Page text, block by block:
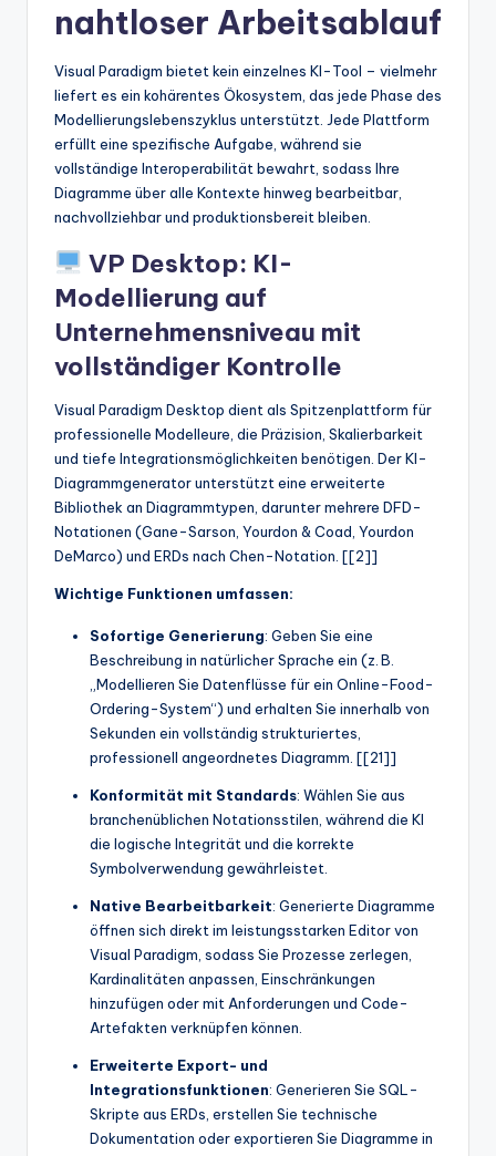
nahtloser Arbeitsablauf
Visual Paradigm bietet kein einzelnes KI-Tool – vielmehr
liefert es ein kohärentes Ökosystem, das jede Phase des
Modellierungslebenszyklus unterstützt. Jede Plattform
erfüllt eine spezifische Aufgabe, während sie
vollständige Interoperabilität bewahrt, sodass Ihre
Diagramme über alle Kontexte hinweg bearbeitbar,
nachvollziehbar und produktionsbereit bleiben.
VP Desktop: KI-
Modellierung auf
Unternehmensniveau mit
vollständiger Kontrolle
Visual Paradigm Desktop dient als Spitzenplattform für
professionelle Modelleure, die Präzision, Skalierbarkeit
und tiefe Integrationsmöglichkeiten benötigen. Der KI-
Diagrammgenerator unterstützt eine erweiterte
Bibliothek an Diagrammtypen, darunter mehrere DFD-
Notationen (Gane-Sarson, Yourdon & Coad, Yourdon
DeMarco) und ERDs nach Chen-Notation. [[2]]
Wichtige Funktionen umfassen:
Sofortige Generierung: Geben Sie eine
Beschreibung in natürlicher Sprache ein (z. B.
„Modellieren Sie Datenflüsse für ein Online-Food-
Ordering-System“) und erhalten Sie innerhalb von
Sekunden ein vollständig strukturiertes,
professionell angeordnetes Diagramm. [[21]]
Konformität mit Standards: Wählen Sie aus
branchenüblichen Notationsstilen, während die KI
die logische Integrität und die korrekte
Symbolverwendung gewährleistet.
Native Bearbeitbarkeit: Generierte Diagramme
öffnen sich direkt im leistungsstarken Editor von
Visual Paradigm, sodass Sie Prozesse zerlegen,
Kardinalitäten anpassen, Einschränkungen
hinzufügen oder mit Anforderungen und Code-
Artefakten verknüpfen können.
Erweiterte Export- und
Integrationsfunktionen: Generieren Sie SQL-
Skripte aus ERDs, erstellen Sie technische
Dokumentation oder exportieren Sie Diagramme in